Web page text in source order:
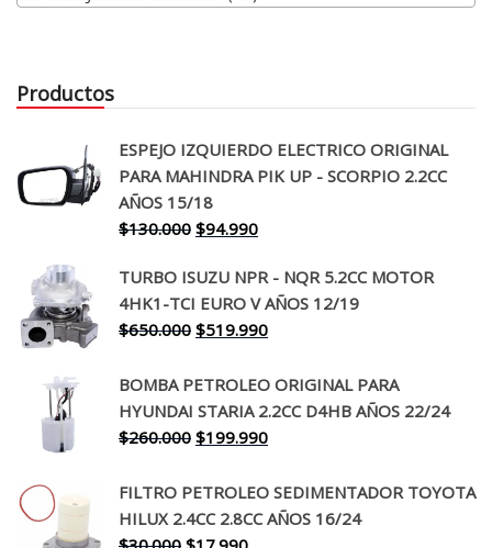
Productos
ESPEJO IZQUIERDO ELECTRICO ORIGINAL
PARA MAHINDRA PIK UP - SCORPIO 2.2CC
AÑOS 15/18
$130.000 El
original
era:
$130.000.
$94.990El
actual
es:
$94.990.
TURBO ISUZU NPR - NQR 5.2CC MOTOR
4HK1-TCI EURO V AÑOS 12/19
$650.000 El
original
era:
$650.000.
$519.990El
actual
es:
$519.990.
BOMBA PETROLEO ORIGINAL PARA
HYUNDAI STARIA 2.2CC D4HB AÑOS 22/24
$260.000 El
original
era:
$260.000.
$199.990El
actual
es:
FILTRO PETROLEO SEDIMENTADOR TOYOTA
HILUX 2.4CC 2.8CC AÑOS 16/24